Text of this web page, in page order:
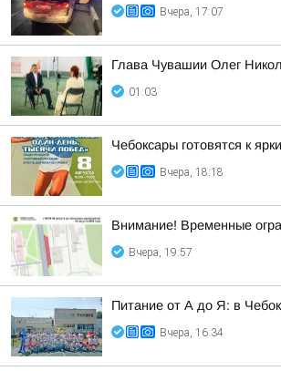
Вчера, 17:07
Глава Чувашии Олег
01:03
Чебоксары готовятся к
Вчера, 18:18
Внимание! Временные
Вчера, 19:57
Питание от А до Я: в
Вчера, 16:34